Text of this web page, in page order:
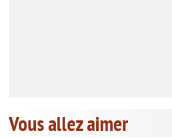
Vous allez aimer